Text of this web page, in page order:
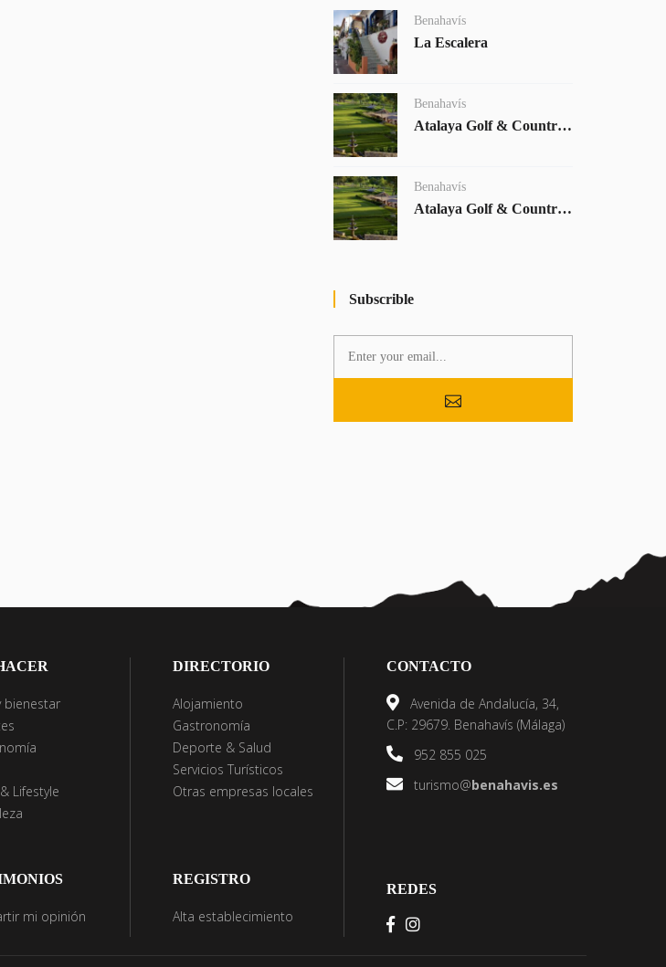
Benahavís
La Escalera
Benahavís
Atalaya Golf & Country Club
Benahavís
Atalaya Golf & Country Club
Subscrible
bienestar
Lifestyle
mi opinión
DIRECTORIO
Alojamiento
Gastronomía
Deporte & Salud
Servicios Turísticos
Otras empresas locales
REGISTRO
Alta establecimiento
CONTACTO
Avenida de Andalucía, 34,
C.P: 29679. Benahavís (Málaga)
952 855 025
turismo@benahavis.es
REDES